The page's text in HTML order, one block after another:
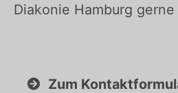
Diakonie Hamburg
Zum